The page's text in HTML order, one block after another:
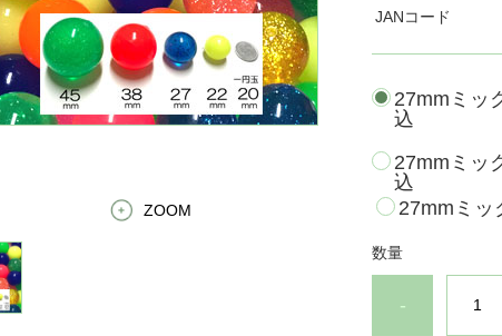
ZOOM
JANコード
27mmミッ
込
27mmミッ
込
27mmミ
数量
-